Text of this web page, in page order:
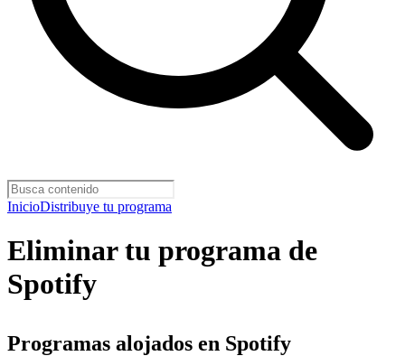
InicioDistribuye tu programa
Eliminar tu programa de
Spotify
Programas alojados en Spotify